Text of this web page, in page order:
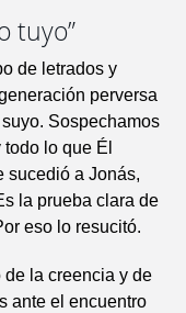
tuyo”
de letrados y
perversa
Sospechamos
lo que Él
sucedió a Jonás,
la prueba clara de
eso lo resucitó.
de la creencia y de
ante el encuentro